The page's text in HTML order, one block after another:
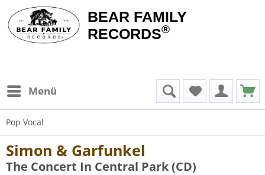
BEAR FAMILY
RECORDS®
Menü
Pop Vocal
Simon & Garfunkel
The Concert In Central Park (CD)